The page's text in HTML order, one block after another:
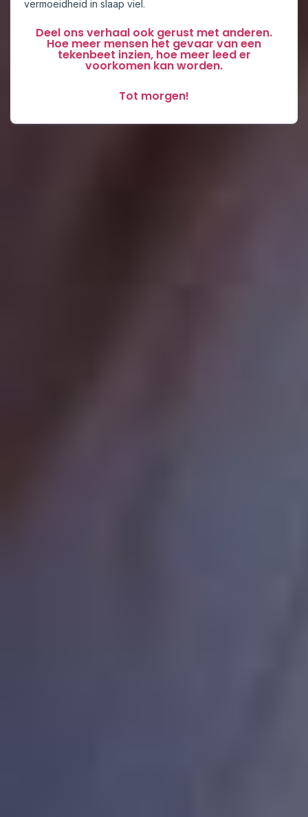
vermoeidheid in slaap viel.
Deel ons verhaal ook gerust met anderen.
Hoe meer mensen het gevaar van een
tekenbeet inzien, hoe meer leed er
voorkomen kan worden.
Tot morgen!